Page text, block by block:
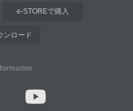
e-STOREで購入
ンロード